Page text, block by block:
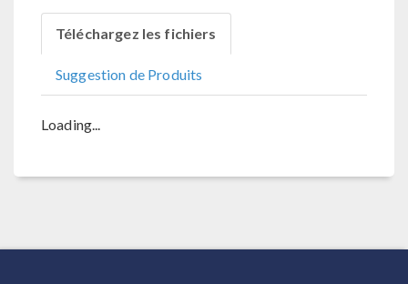
Téléchargez les fichiers
Suggestion de Produits
Loading...